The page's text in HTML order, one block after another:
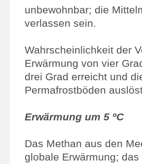
unbewohnbar; die
verlassen sein.
Wahrscheinlichkeit der
Erwärmung von vier
drei Grad erreicht und
Permafrostböden
Erwärmung um 5 ºC
Das Methan aus den
globale Erwärmung;